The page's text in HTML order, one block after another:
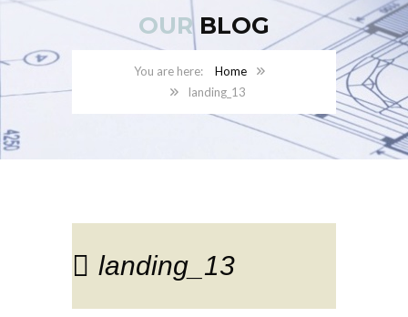
OURBLOG
Home
landing_13
landing_13